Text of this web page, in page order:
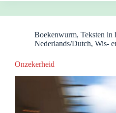
Boekenwurm, Teksten in
Nederlands/Dutch, Wis-
Onzekerheid